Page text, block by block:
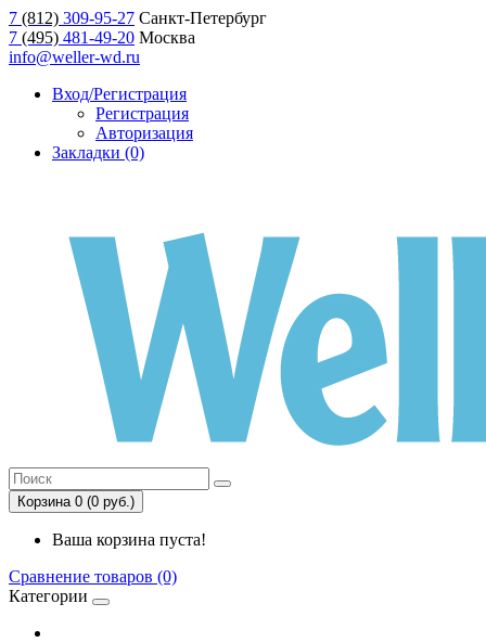
7 (812) 309-95-27 Санкт-Петербург
7 (495) 481-49-20 Москва
info@weller-wd.ru
Вход/Регистрация
Регистрация
Авторизация
Закладки (0)
Корзина 0 (0 руб.)
Ваша корзина пуста!
Сравнение товаров (0)
Категории